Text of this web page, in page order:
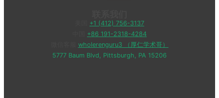
+1 (412) 756-3137
+86 191-2318-4284
wholerenguru3 （厚仁学术哥）
5777 Baum Blvd, Pittsburgh, PA 15206